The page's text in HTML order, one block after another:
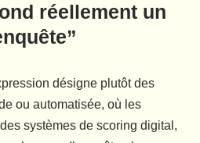
réellement un
désigne plutôt des
ou automatisée, où les
systèmes de scoring digital,